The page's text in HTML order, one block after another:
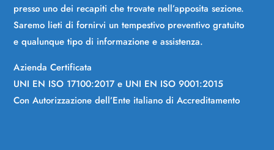
presso uno dei recapiti che trovate nell’apposita sezione.
Saremo lieti di fornirvi un tempestivo preventivo gratuito
e qualunque tipo di informazione e assistenza.
Azienda Certificata
UNI EN ISO 17100:2017 e UNI EN ISO 9001:2015
Con Autorizzazione dell’Ente italiano di Accreditamento